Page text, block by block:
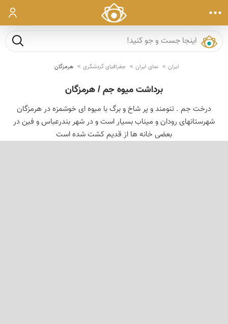
ورود
جست و
ایران نمای ایران جغرافیای گردشگری هرمزگان
برداشت میوه جم / هرمزگان
درخت جم . تنومند و پر شاخ و برگ با میوه ای خوشمزه در هرمزگان
شهرستانهای رودان و میناب بسیار است و در شهر بندرعباس و فین در
بعضی خانه ها از قدیم کشت شده است